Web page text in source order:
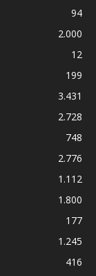
94
2.000
12
199
3.431
2.728
748
2.776
1.112
1.800
177
1.245
416